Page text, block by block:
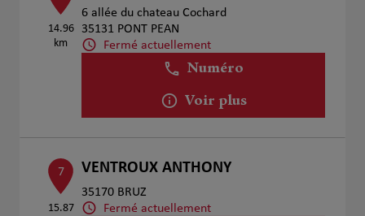
14.96
km
6 allée du chateau Cochard
35131 PONT PEAN
Fermé actuellement
Numéro
Voir plus
7
15.87
VENTROUX ANTHONY
35170 BRUZ
Fermé actuellement